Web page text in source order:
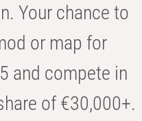
Your chance to
or map for
and compete in
of €30,000+.